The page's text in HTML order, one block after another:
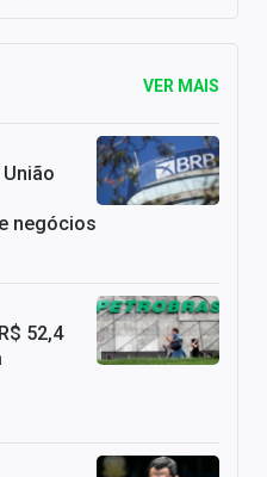
VER MAIS
União
negócios
52,4